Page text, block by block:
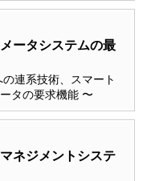
ータシステムの最
連系技術、スマート
タの要求機能 〜
ネジメントシステ